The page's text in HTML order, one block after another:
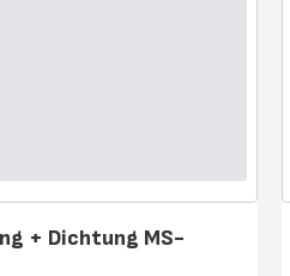
+ Dichtung MS-